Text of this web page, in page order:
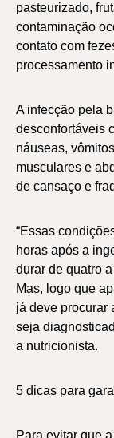
pasteurizado,
contaminação
contato com
processamento
A infecção pela
desconfortáveis
náuseas,
musculares e
de cansaço e
“Essas
horas após a
durar de quatro
Mas, logo que
já deve procurar
seja
a nutricionista.
5 dicas para
Para evitar que